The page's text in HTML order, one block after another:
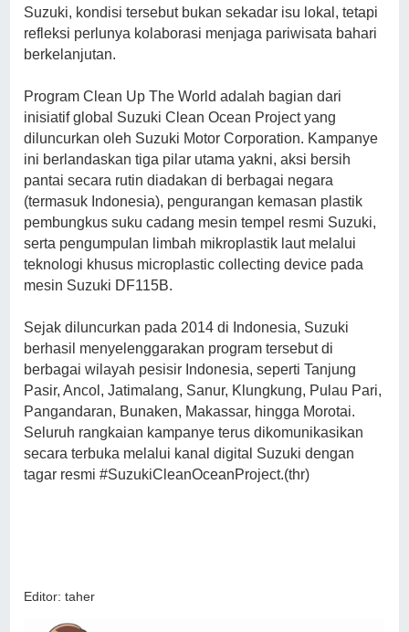
Suzuki, kondisi tersebut bukan sekadar isu lokal, tetapi
refleksi perlunya kolaborasi menjaga pariwisata bahari
berkelanjutan.
Program Clean Up The World adalah bagian dari
inisiatif global Suzuki Clean Ocean Project yang
diluncurkan oleh Suzuki Motor Corporation. Kampanye
ini berlandaskan tiga pilar utama yakni, aksi bersih
pantai secara rutin diadakan di berbagai negara
(termasuk Indonesia), pengurangan kemasan plastik
pembungkus suku cadang mesin tempel resmi Suzuki,
serta pengumpulan limbah mikroplastik laut melalui
teknologi khusus microplastic collecting device pada
mesin Suzuki DF115B.
Sejak diluncurkan pada 2014 di Indonesia, Suzuki
berhasil menyelenggarakan program tersebut di
berbagai wilayah pesisir Indonesia, seperti Tanjung
Pasir, Ancol, Jatimalang, Sanur, Klungkung, Pulau Pari,
Pangandaran, Bunaken, Makassar, hingga Morotai.
Seluruh rangkaian kampanye terus dikomunikasikan
secara terbuka melalui kanal digital Suzuki dengan
tagar resmi #SuzukiCleanOceanProject.(thr)
Editor: taher